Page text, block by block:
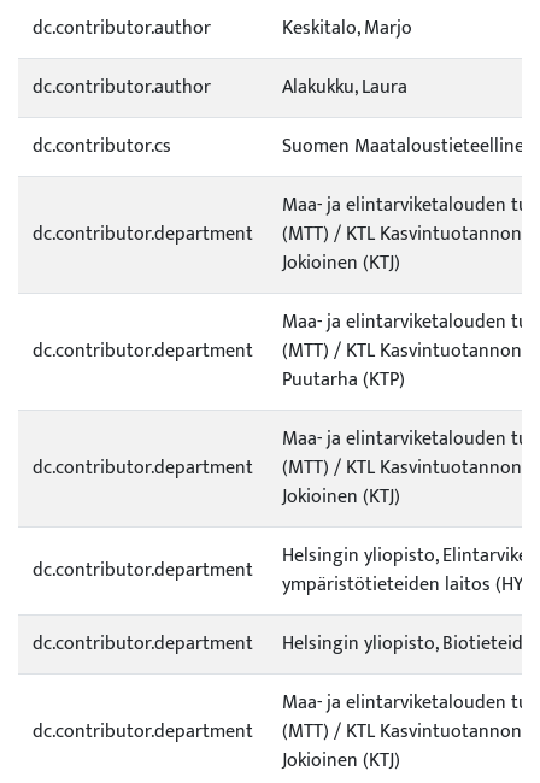
dc.contributor.author
Keskitalo, Marjo
dc.contributor.author
Alakukku, Laura
dc.contributor.cs
Suomen Maataloustieteellinen
dc.contributor.department
Maa- ja elintarviketalouden
(MTT) / KTL Kasvintuotannon
Jokioinen (KTJ)
dc.contributor.department
Maa- ja elintarviketalouden
(MTT) / KTL Kasvintuotannon
Puutarha (KTP)
dc.contributor.department
Maa- ja elintarviketalouden
(MTT) / KTL Kasvintuotannon
Jokioinen (KTJ)
dc.contributor.department
Helsingin yliopisto, Elintarvike-
ympäristötieteiden laitos (HY)
dc.contributor.department
Helsingin yliopisto,
dc.contributor.department
Maa- ja elintarviketalouden
(MTT) / KTL Kasvintuotannon
Jokioinen (KTJ)